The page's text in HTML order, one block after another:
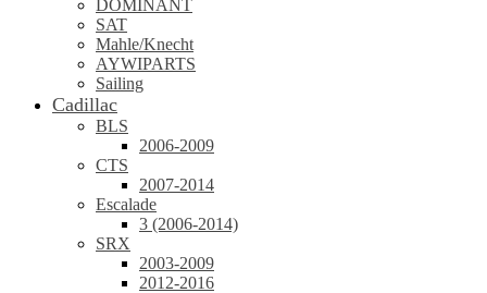
DOMINANT
SAT
Mahle/Knecht
AYWIPARTS
Sailing
Cadillac
BLS
2006-2009
CTS
2007-2014
Escalade
3 (2006-2014)
SRX
2003-2009
2012-2016